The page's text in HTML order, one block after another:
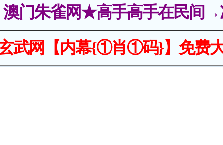
澳门朱雀网★高手高手在民间→
武网【内幕{①肖①码}】免费